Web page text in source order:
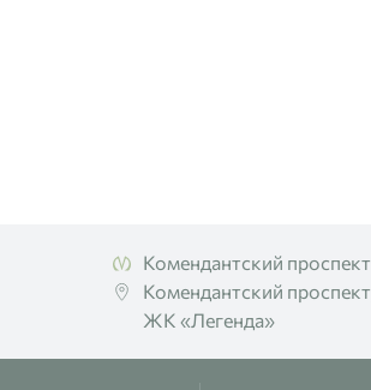
Комендантский проспект
Комендантский
ЖК «Легенда»